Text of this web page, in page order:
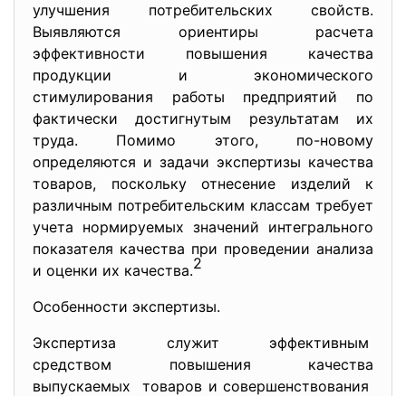
улучшения потребительских свойств.
Выявляются ориентиры расчета
эффективности повышения качества
продукции и экономического
стимулирования работы предприятий по
фактически достигнутым результатам их
труда. Помимо этого, по-новому
определяются и задачи экспертизы качества
товаров, поскольку отнесение изделий к
различным потребительским классам требует
учета нормируемых значений интегрального
показателя качества при проведении анализа
и оценки их качества.2
Особенности экспертизы.
Экспертиза служит эффективным
средством повышения качества
выпускаемых товаров и совершенствования